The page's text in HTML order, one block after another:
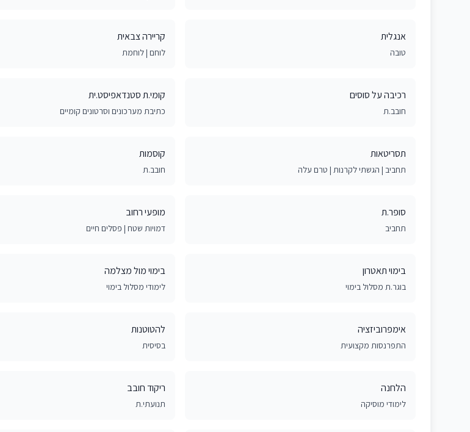
אנגלית
טובה
קריירה צבאית
לוחם | לוחמת
רכיבה על סוסים
חובב.ת
קומי.ת סטנדאפיסט.ית
כתיבת מערכונים וסרטונים קומיים
תסריטאות
תחביב | הגשתי לקרנות | טרם עלה
קוסמות
חובב.ת
סופר.ת
תחביב
מופעי רחוב
דמויות שטח | פסלים חיים
בימוי תאטרון
בוגר.ת מסלול בימוי
בימוי מול מצלמה
לימודי מסלול בימוי
אימפרוביזציה
התפרנסות מקצועית
להטוטנות
בסיסית
הלחנה
לימודי מוסיקה
ריקוד חובב
תנועתי.ת